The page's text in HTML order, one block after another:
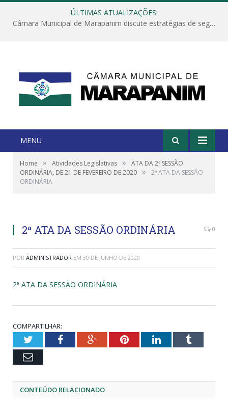
ÚLTIMAS ATUALIZAÇÕES:
Câmara Municipal de Marapanim discute estratégias de segurança com autoridades e poder executivo
MENU
Home » Atividades Legislativas »
ATA DA 2ª SESSÃO
ORDINÁRIA, DE 21 DE FEVEREIRO DE 2020 »
2ª ATA DA SESSÃO
ORDINÁRIA
2ª ATA DA SESSÃO ORDINÁRIA 0
POR ADMINISTRADOR EM 30 DE JUNHO DE 2020
2ª ATA DA SESSÃO ORDINÁRIA
COMPARTILHAR:
TwitterFacebookGoogle+PinterestLinkedInTumblr
Email
CONTEÚDO RELACIONADO